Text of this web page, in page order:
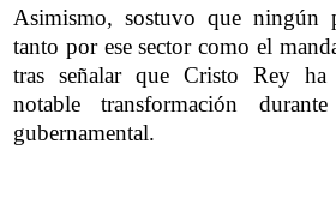
Asimismo, sostuvo que ningún
tanto por ese sector como el
tras señalar que Cristo Rey ha
notable transformación
gubernamental.